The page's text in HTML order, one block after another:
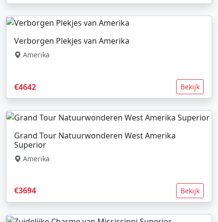
Verborgen Plekjes van Amerika
Amerika
€4642 Bekijk
Grand Tour Natuurwonderen West Amerika
Superior
Amerika
€3694 Bekijk